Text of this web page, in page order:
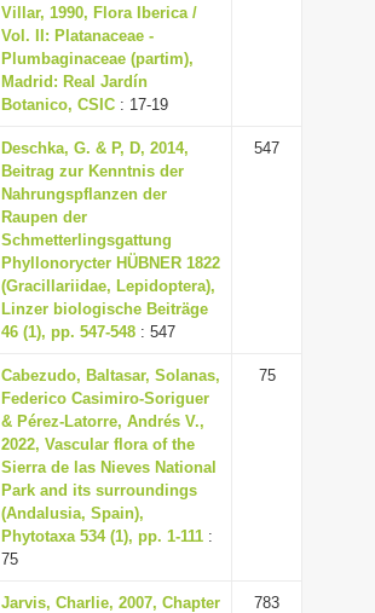
Villar, 1990, Flora Iberica /
Vol. II: Platanaceae -
Plumbaginaceae (partim),
Madrid: Real Jardín
Botanico, CSIC : 17-19
Deschka, G. & P, D, 2014,
Beitrag zur Kenntnis der
Nahrungspflanzen der
Raupen der
Schmetterlingsgattung
Phyllonorycter HÜBNER 1822
(Gracillariidae, Lepidoptera),
Linzer biologische Beiträge
46 (1), pp. 547-548 : 547
547
Cabezudo, Baltasar, Solanas,
Federico Casimiro-Soriguer
& Pérez-Latorre, Andrés V.,
2022, Vascular flora of the
Sierra de las Nieves National
Park and its surroundings
(Andalusia, Spain),
Phytotaxa 534 (1), pp. 1-111 :
75
75
Jarvis, Charlie, 2007, Chapter
783